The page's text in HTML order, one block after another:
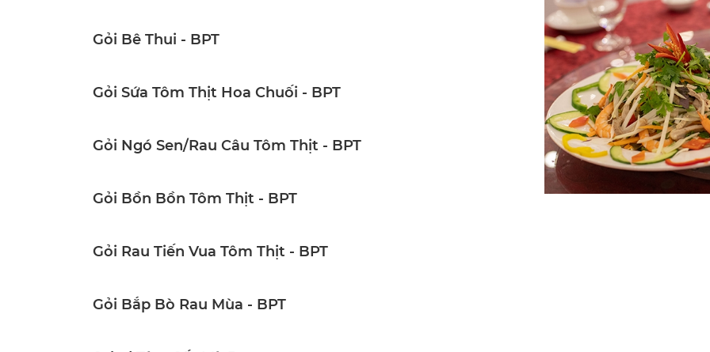
Gỏi Bê Thui - BPT
Gỏi Sứa Tôm Thịt Hoa Chuối - BPT
Gỏi Ngó Sen/Rau Câu Tôm Thịt - BPT
Gỏi Bồn Bồn Tôm Thịt - BPT
Gỏi Rau Tiến Vua Tôm Thịt - BPT
Gỏi Bắp Bò Rau Mùa - BPT